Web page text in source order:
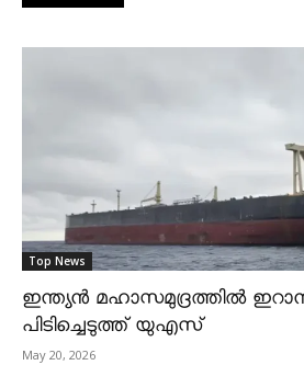
Top News
ഇന്ത്യൻ മഹാസമുദ്രത്തിൽ
പിടിച്ചെടുത്ത് യുഎസ്
May 20, 2026